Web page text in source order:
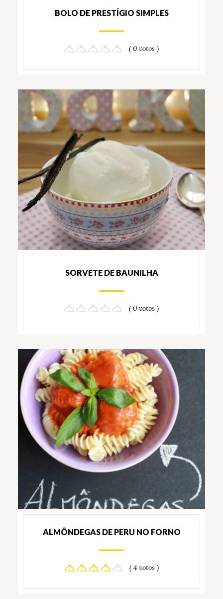
BOLO DE PRESTÍGIO SIMPLES
( 0 votos )
SORVETE DE BAUNILHA
( 0 votos )
ALMÔNDEGAS DE PERU NO FORNO
( 4 votos )